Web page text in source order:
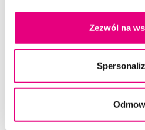
Zezwól na
Do koszyka
Dostępny